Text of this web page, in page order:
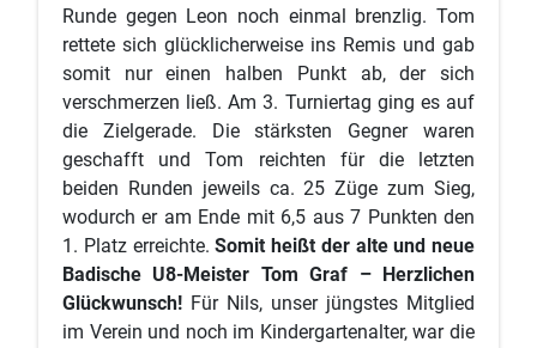
Runde gegen Leon noch einmal brenzlig. Tom
rettete sich glücklicherweise ins Remis und gab
somit nur einen halben Punkt ab, der sich
verschmerzen ließ. Am 3. Turniertag ging es auf
die Zielgerade. Die stärksten Gegner waren
geschafft und Tom reichten für die letzten
beiden Runden jeweils ca. 25 Züge zum Sieg,
wodurch er am Ende mit 6,5 aus 7 Punkten den
1. Platz erreichte.Somit heißt der alte und neue
Badische U8-Meister Tom Graf – Herzlichen
Glückwunsch! Für Nils, unser jüngstes Mitglied
im Verein und noch im Kindergartenalter, war die